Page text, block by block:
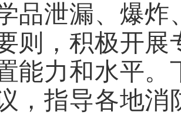
品泄漏、爆炸
则，积极开展
能力和水平。
，指导各地消